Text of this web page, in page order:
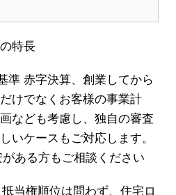
特長
準 赤字決算、創業してから
けでなくお客様の事業計
なども考慮し、独自の審査
いケースもご対応します。
ある方もご相談ください
当権順位は問わず、住宅ロ